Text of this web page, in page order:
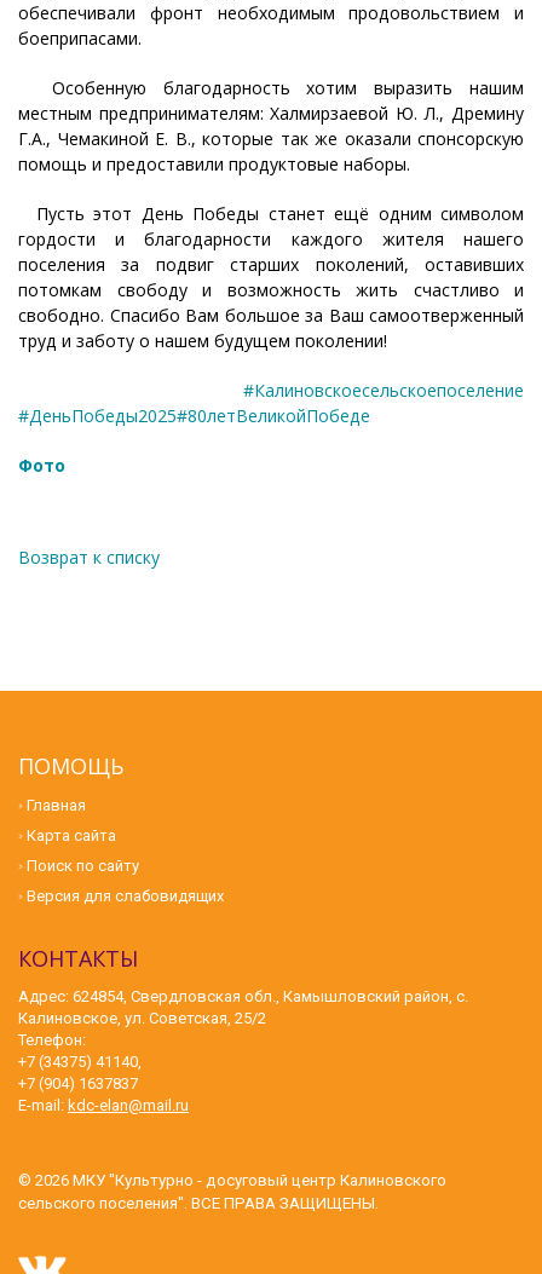
обеспечивали фронт необходимым продовольствием и
боеприпасами.
Особенную благодарность хотим выразить нашим
местным предпринимателям: Халмирзаевой Ю. Л., Дремину
Г.А., Чемакиной Е. В., которые так же оказали спонсорскую
помощь и предоставили продуктовые наборы.
Пусть этот День Победы станет ещё одним символом
гордости и благодарности каждого жителя нашего
поселения за подвиг старших поколений, оставивших
потомкам свободу и возможность жить счастливо и
свободно. Спасибо Вам большое за Ваш самоотверженный
труд и заботу о нашем будущем поколении!
#Калиновскоесельскоепоселение
#ДеньПобеды2025#80летВеликойПобеде
Фото
Возврат к списку
ПОМОЩЬ
Главная
Карта сайта
Поиск по сайту
Версия для слабовидящих
КОНТАКТЫ
Адрес: 624854, Свердловская обл., Камышловский район, с.
Калиновское, ул. Советская, 25/2
Телефон:
+7 (34375) 41140,
+7 (904) 1637837
E-mail: kdc-elan@mail.ru
© 2026 МКУ "Культурно - досуговый центр Калиновского
сельского поселения". ВСЕ ПРАВА ЗАЩИЩЕНЫ.